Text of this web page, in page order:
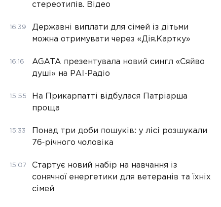
стереотипів. Відео
16:39
Державні виплати для сімей із дітьми
можна отримувати через «Дія.Картку»
16:16
AGATA презентувала новий сингл «Сяйво
душі» на РАІ-Радіо
15:55
На Прикарпатті відбулася Патріарша
проща
15:33
Понад три доби пошуків: у лісі розшукали
76-річного чоловіка
15:07
Стартує новий набір на навчання із
сонячної енергетики для ветеранів та їхніх
сімей